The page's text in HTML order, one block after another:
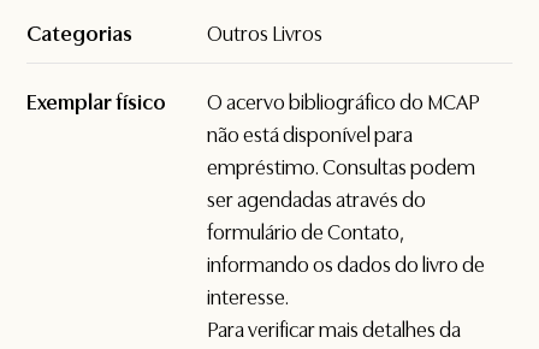
Categorias Outros Livros
Exemplar físico
O acervo bibliográfico do MCAP
não está disponível para
empréstimo. Consultas podem
ser agendadas através do
formulário deContato,
informando os dados do livro de
interesse.
Para verificar mais detalhes da